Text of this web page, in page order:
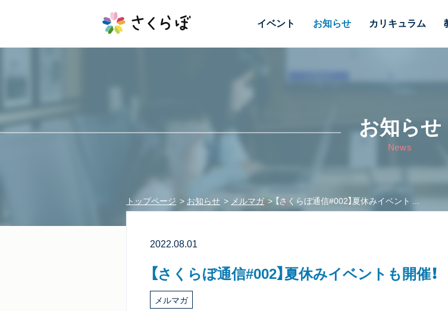
イベント お知らせ カリキュラム
お知らせ
News
トップページ お知らせ メルマガ 【さくらぼ通信#002】夏休みイベント ...
2022.08.01
【さくらぼ通信#002】夏休みイベントも開催！
メルマガ